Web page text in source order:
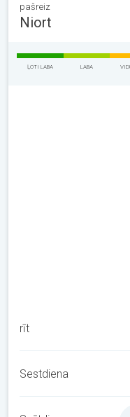
pašreiz
Niort
ĻOTI LABA LABA
rīt
Sestdiena